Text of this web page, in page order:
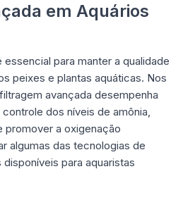
em Aquários
para manter a qualidade
peixes e plantas aquáticas. Nos
avançada desempenha
dos níveis de amônia,
promover a oxigenação
algumas das tecnologias de
para aquaristas